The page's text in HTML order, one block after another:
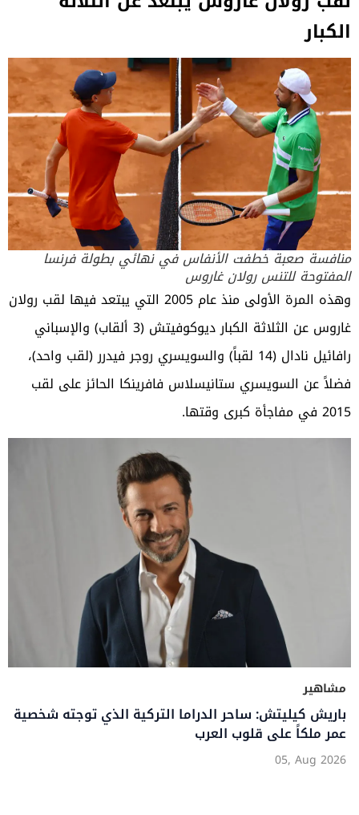
الكبار
منافسة صعبة خطفت الأنفاس في نهائي بطولة فرنسا
المفتوحة للتنس رولان غاروس
وهذه المرة الأولى منذ عام 2005 التي يبتعد فيها لقب رولان
غاروس عن الثلاثة الكبار ديوكوفيتش (3 ألقاب) والإسباني
رافائيل نادال (14 لقباً) والسويسري روجر فيدرر (لقب واحد)،
فضلاً عن السويسري ستانيسلاس فافرينكا الحائز على لقب
2015 في مفاجأة كبرى وقتها.
مشاهير
باريش كيليتش: ساحر الدراما التركية الذي توجته شخصية
عمر ملكاً على قلوب العرب
05, Aug 2026